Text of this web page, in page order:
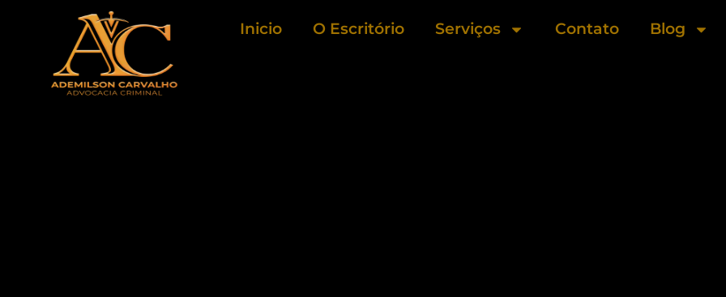
conteúdo
Inicio O Escritório Serviços Contato Blog